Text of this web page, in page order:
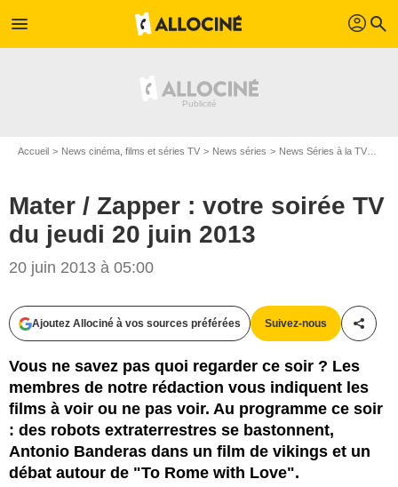
menu profil search
Accueil News cinéma, films et séries TV News séries News Séries à la TV
Mater / Zapper : votre soirée TV
du jeudi 20 juin 2013
20 juin 2013 à 05:00
Ajoutez Allociné à vos sources préférées Suivez-nous
Vous ne savez pas quoi regarder ce soir ? Les
membres de notre rédaction vous indiquent les
films à voir ou ne pas voir. Au programme ce soir
: des robots extraterrestres se bastonnent,
Antonio Banderas dans un film de vikings et un
débat autour de "To Rome with Love".